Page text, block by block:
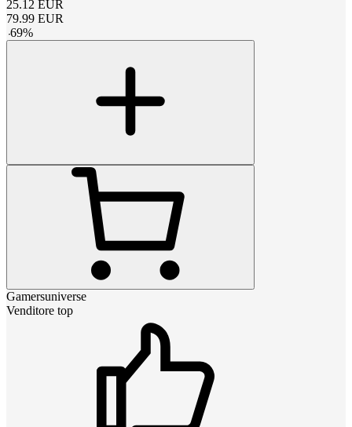
25.12 EUR
79.99 EUR
-69%
Gamersuniverse
Venditore top